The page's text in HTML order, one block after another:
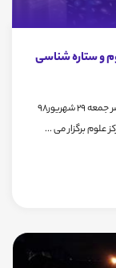
و ستاره شناسی
به گزارش روابط عمومی مرکز علوم و ستاره شناسی تهران، عصر جمعه 29 شهریور98
علوم برگزار می ...